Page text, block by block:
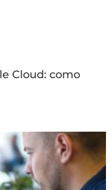
Cloud: como